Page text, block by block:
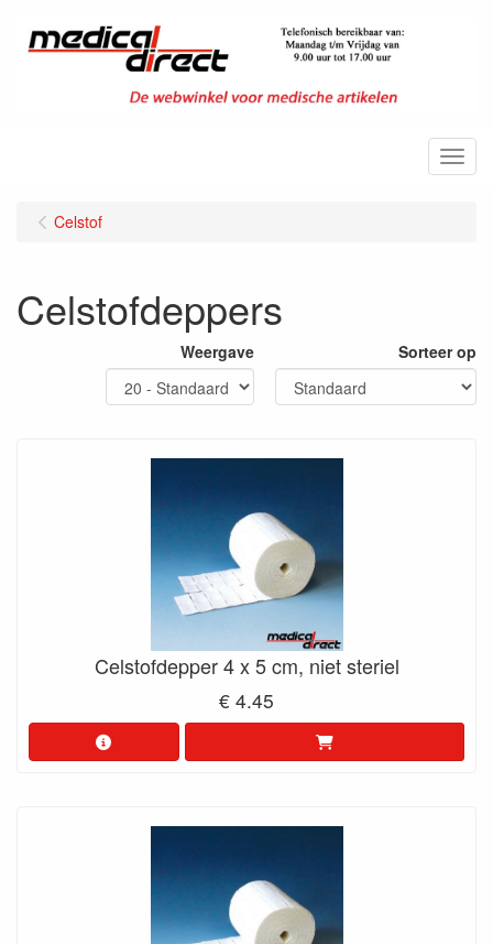
Menu
Celstof
Celstofdeppers
Weergave Sorteer op
Celstofdepper 4 x 5 cm, niet steriel
€ 4.45